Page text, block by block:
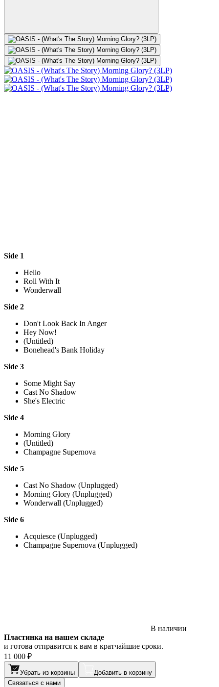
Side 1
Hello
Roll With It
Wonderwall
Side 2
Don't Look Back In Anger
Hey Now!
(Untitled)
Bonehead's Bank Holiday
Side 3
Some Might Say
Cast No Shadow
She's Electric
Side 4
Morning Glory
(Untitled)
Champagne Supernova
Side 5
Cast No Shadow (Unplugged)
Morning Glory (Unplugged)
Wonderwall (Unplugged)
Side 6
Acquiesce (Unplugged)
Champagne Supernova (Unplugged)
В наличии
Пластинка на нашем складе
и готова отправится к вам в кратчайшие сроки.
11 000 ₽
Убрать из корзины
Добавить в корзину
Связаться с нами